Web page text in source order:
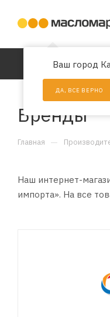
Ваш город
ДА, ВСЕ ВЕРНО
КАТАЛОГ
Бренды
Главная —
Наш интернет-
импорта». На все